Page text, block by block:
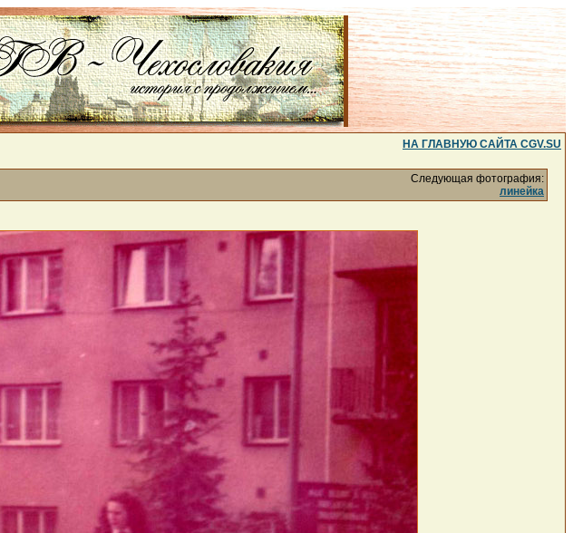
НА ГЛАВНУЮ САЙТА CGV.SU
Следующая фотография:
линейка